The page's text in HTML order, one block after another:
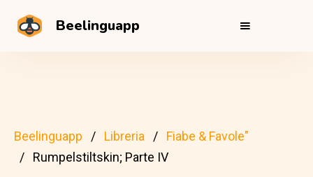
Beelinguapp
Beelinguapp Libreria
Fiabe & Favole"
Rumpelstiltskin; Parte IV